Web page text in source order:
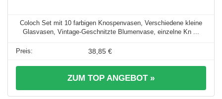
Coloch Set mit 10 farbigen Knospenvasen, Verschiedene kleine
Glasvasen, Vintage-Geschnitzte Blumenvase, einzelne Kn ...
38,85 €
ZUM TOP ANGEBOT »